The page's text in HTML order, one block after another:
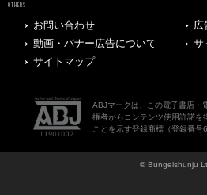
OTHERS
お問い合わせ
広
動画・バナー広告について
サ
サイトマップ
ABJマークは、この電子書店・
権者からコンテンツ使用許諾を
ことを示す登録商標（登録番号
© Bungeishunju